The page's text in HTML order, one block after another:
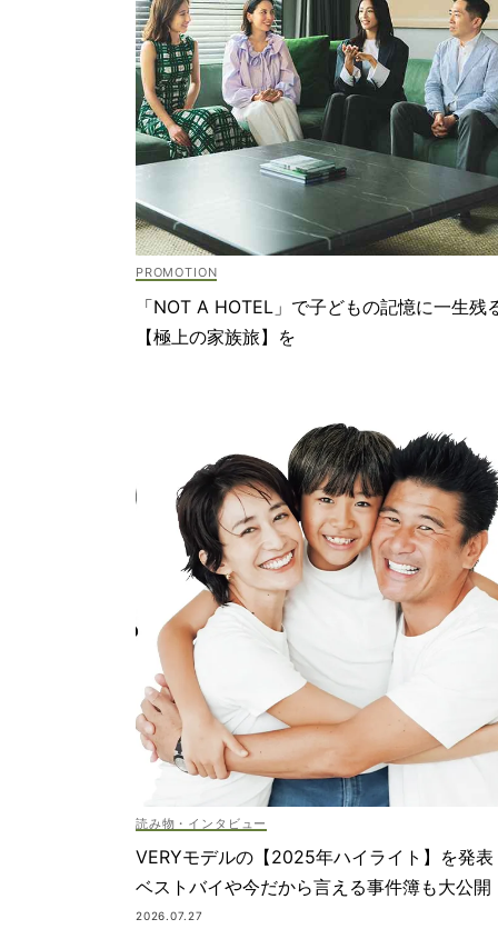
「NOT A HOTEL」で子どもの記憶に一生残
【極上の家族旅】を
読み物・インタビュー
VERYモデルの【2025年ハイライト】を発表
ベストバイや今だから言える事件簿も大公開
2026.07.27